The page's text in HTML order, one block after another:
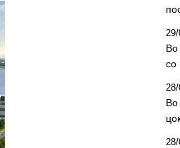
Во
со
Во